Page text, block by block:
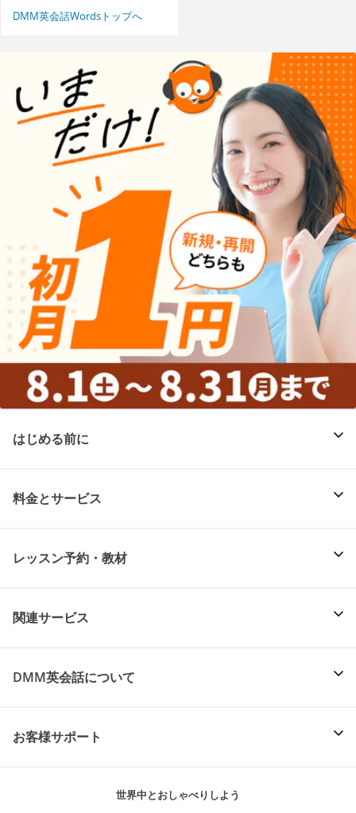
DMM英会話Wordsトップへ
はじめる前に
料金とサービス
レッスン予約・教材
関連サービス
DMM英会話について
お客様サポート
世界中とおしゃべりしよう